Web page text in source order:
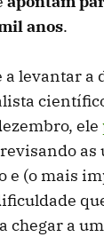
anos.
a levantar a
ele
revisando as
e (o mais
chegar a